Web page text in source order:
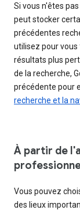
Si vous n'êtes
peut stocker
précédentes
utilisez pour
résultats plus
de la recherche,
précédente pour
recherche et la
À partir de
Vous pouvez
des lieux